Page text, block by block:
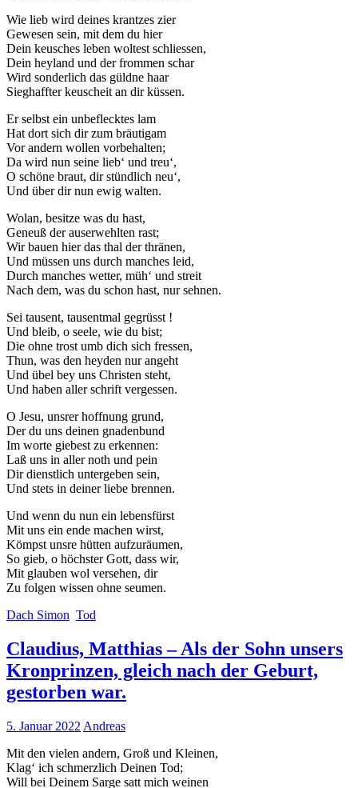
Wie lieb wird deines krantzes zier
Gewesen sein, mit dem du hier
Dein keusches leben woltest schliessen,
Dein heyland und der frommen schar
Wird sonderlich das güldne haar
Sieghaffter keuscheit an dir küssen.
Er selbst ein unbeflecktes lam
Hat dort sich dir zum bräutigam
Vor andern wollen vorbehalten;
Da wird nun seine lieb‘ und treu‘,
O schöne braut, dir stündlich neu‘,
Und über dir nun ewig walten.
Wolan, besitze was du hast,
Geneuß der auserwehlten rast;
Wir bauen hier das thal der thränen,
Und müssen uns durch manches leid,
Durch manches wetter, müh‘ und streit
Nach dem, was du schon hast, nur sehnen.
Sei tausent, tausentmal gegrüsst !
Und bleib, o seele, wie du bist;
Die ohne trost umb dich sich fressen,
Thun, was den heyden nur angeht
Und übel bey uns Christen steht,
Und haben aller schrift vergessen.
O Jesu, unsrer hoffnung grund,
Der du uns deinen gnadenbund
Im worte giebest zu erkennen:
Laß uns in aller noth und pein
Dir dienstlich untergeben sein,
Und stets in deiner liebe brennen.
Und wenn du nun ein lebensfürst
Mit uns ein ende machen wirst,
Kömpst unsre hütten aufzuräumen,
So gieb, o höchster Gott, dass wir,
Mit glauben wol versehen, dir
Zu folgen wissen ohne seumen.
Dach Simon Tod
Claudius, Matthias – Als der Sohn unsers
Kronprinzen, gleich nach der Geburt,
gestorben war.
5. Januar 2022 Andreas
Mit den vielen andern, Groß und Kleinen,
Klag‘ ich schmerzlich Deinen Tod;
Will bei Deinem Sarge satt mich weinen